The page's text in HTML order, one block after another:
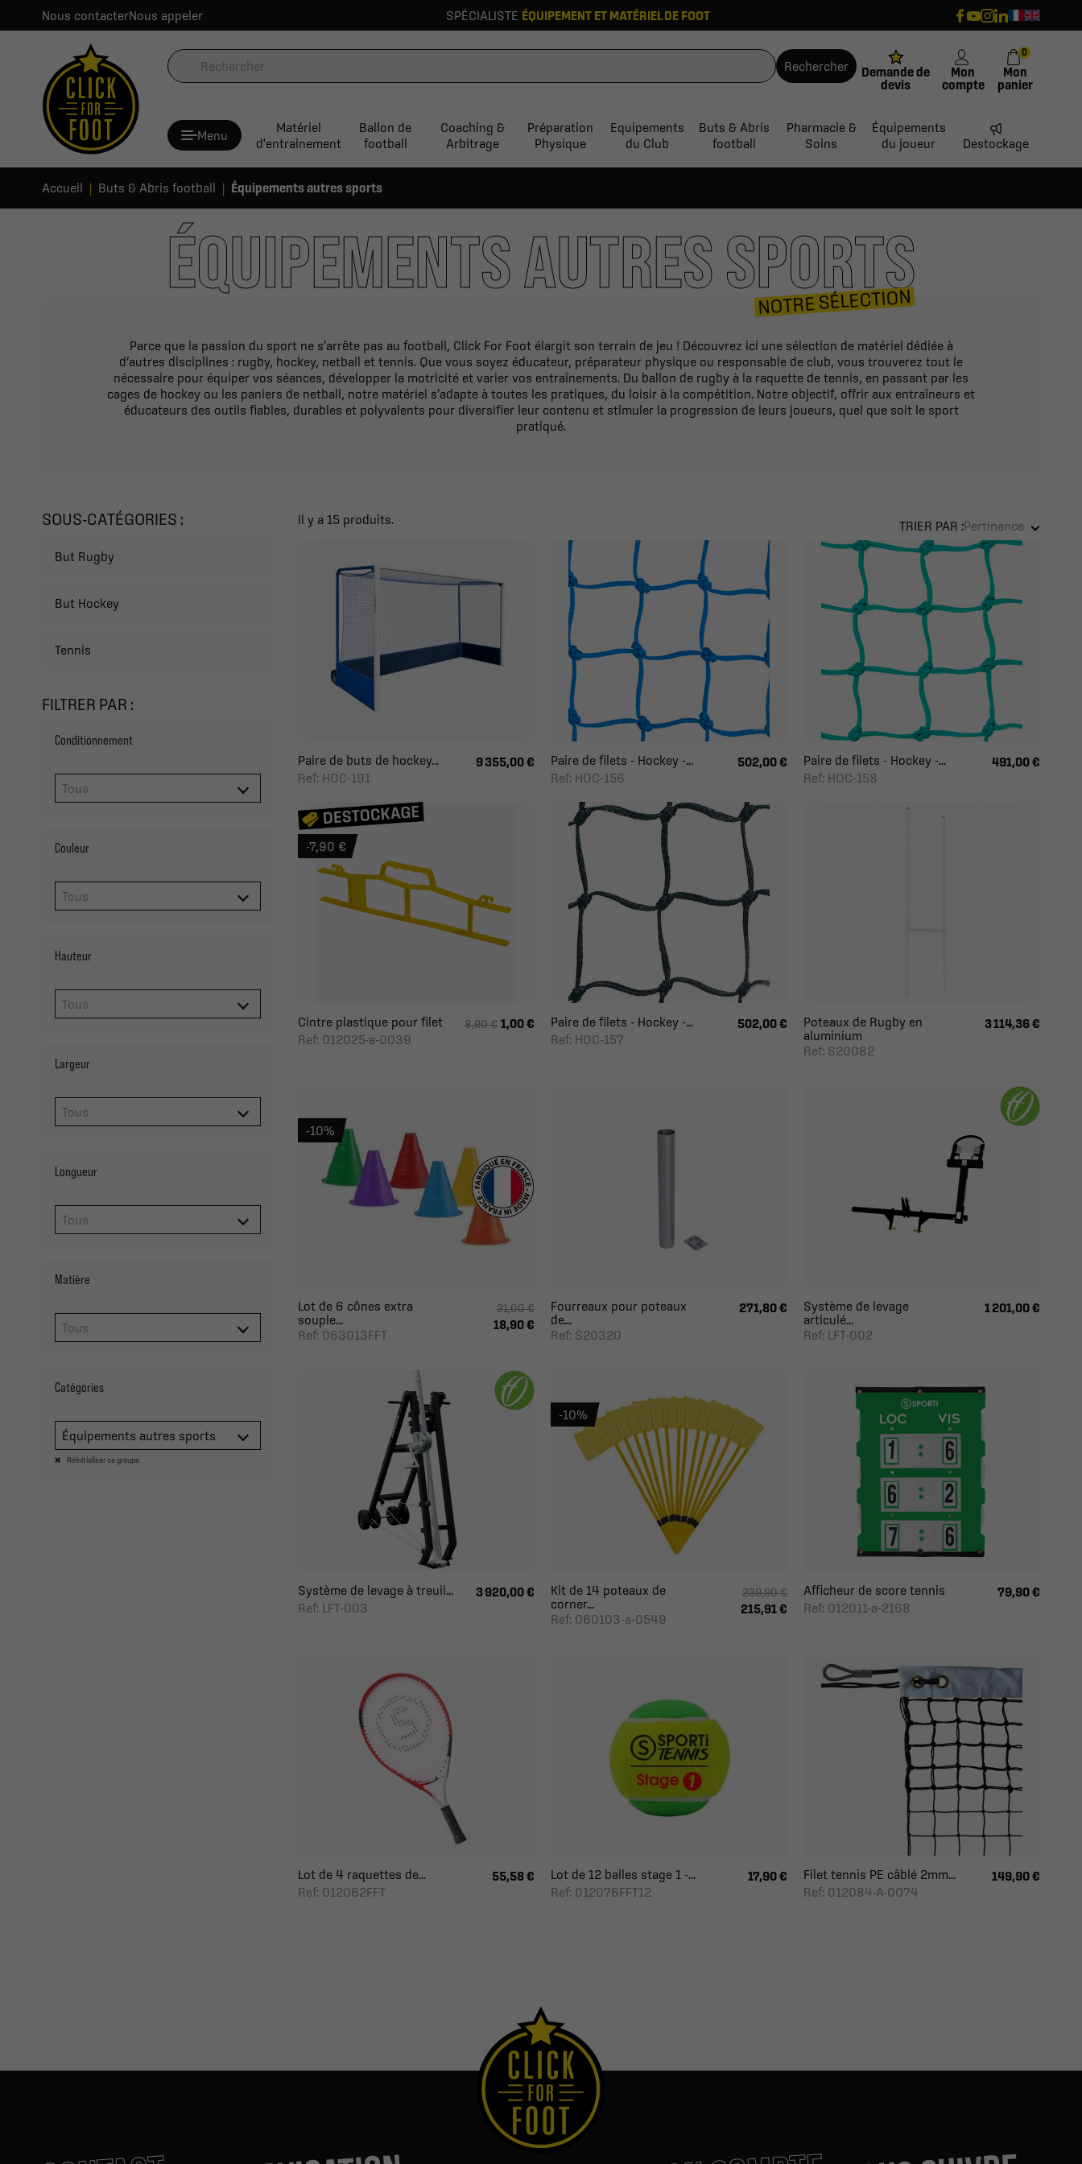
Nous contacterNous appeler SPÉCIALISTE ÉQUIPEMENT ET MATÉRIEL DE FOOT
Rechercher
Demande de
devis
Mon
compte
Mon
panier
0
Menu
Matériel
d'entrainement
Ballon de
football
Coaching &
Arbitrage
Préparation
Physique
Equipements
du Club
Buts & Abris
football
Pharmacie &
Soins
Équipements
du joueur
Destockage
Accueil Buts & Abris football Équipements autres sports
ÉQUIPEMENTS AUTRES SPORTS
NOTRE SÉLECTION
Parce que la passion du sport ne s’arrête pas au football, Click For Foot élargit son terrain de jeu ! Découvrez ici une sélection de matériel dédiée à
d’autres disciplines : rugby, hockey, netball et tennis. Que vous soyez éducateur, préparateur physique ou responsable de club, vous trouverez tout le
nécessaire pour équiper vos séances, développer la motricité et varier vos entraînements. Du ballon de rugby à la raquette de tennis, en passant par les
cages de hockey ou les paniers de netball, notre matériel s’adapte à toutes les pratiques, du loisir à la compétition. Notre objectif, offrir aux entraîneurs et
éducateurs des outils fiables, durables et polyvalents pour diversifier leur contenu et stimuler la progression de leurs joueurs, quel que soit le sport
pratiqué.
SOUS-CATÉGORIES :
But Rugby
But Hockey
Tennis
FILTRER PAR :
Conditionnement
Couleur
Hauteur
Largeur
Longueur
Matière
Catégories
Équipements autres sports
Réinitialiser ce groupe
Il y a 15 produits. TRIER PAR :Pertinence
Paire de buts de hockey...
Ref: HOC-191
9 355,00 €
Paire de filets - Hockey -...
Ref: HOC-156
502,00 €
Paire de filets - Hockey -...
Ref: HOC-158
491,00 €
Cintre plastique pour filet
Ref: 012025-a-0039
8,90 € 1,00 €
-7,90 €
Paire de filets - Hockey -...
Ref: HOC-157
502,00 €
Poteaux de Rugby en
aluminium
Ref: S20082
3 114,36 €
Lot de 6 cônes extra
souple...
Ref: 063013FFT
21,00 €
18,90 €
-10%
Fourreaux pour poteaux
de...
Ref: S20320
271,80 €
Système de levage
articulé...
Ref: LFT-002
1 201,00 €
Système de levage à treuil...
Ref: LFT-003
3 920,00 €
Kit de 14 poteaux de
corner...
Ref: 060103-a-0549
239,90 €
215,91 €
-10%
Afficheur de score tennis
Ref: 012011-a-2168
79,90 €
Lot de 4 raquettes de...
Ref: 012062FFT
55,58 €
Lot de 12 balles stage 1 -...
Ref: 012076FFT12
17,90 €
Filet tennis PE câblé 2mm...
Ref: 012084-A-0074
149,90 €